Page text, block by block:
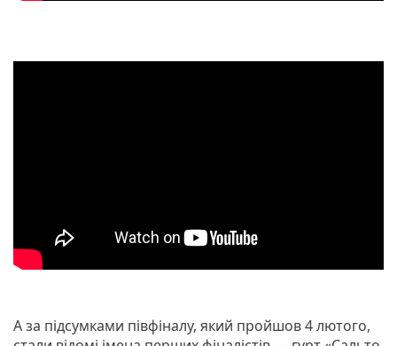
А за підсумками півфіналу, який пройшов 4 лютого,